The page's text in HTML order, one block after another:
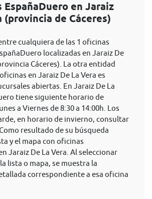
EspañaDuero en Jaraiz
(provincia de Cáceres)
cualquiera de las 1 oficinas
localizadas en Jaraiz De
Cáceres). La otra entidad
en Jaraiz De La Vera es
abiertas. En Jaraiz De La
tiene siguiente horario de
a Viernes de 8:30 a 14:00h. Los
en horario de invierno, consultar
resultado de su búsqueda
y el mapa con oficinas
Jaraiz De La Vera. Al seleccionar
lista o mapa, se muestra la
correspondiente a esa oficina